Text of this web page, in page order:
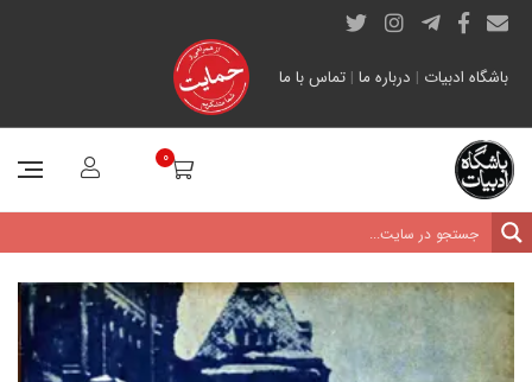
باشگاه ادبیات | درباره ما | تماس با ما
0